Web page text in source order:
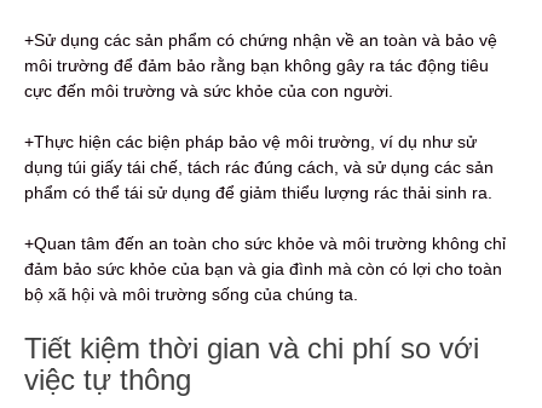
+Sử dụng các sản phẩm có chứng nhận về an toàn và bảo vệ
môi trường để đảm bảo rằng bạn không gây ra tác động tiêu
cực đến môi trường và sức khỏe của con người.
+Thực hiện các biện pháp bảo vệ môi trường, ví dụ như sử
dụng túi giấy tái chế, tách rác đúng cách, và sử dụng các sản
phẩm có thể tái sử dụng để giảm thiểu lượng rác thải sinh ra.
+Quan tâm đến an toàn cho sức khỏe và môi trường không chỉ
đảm bảo sức khỏe của bạn và gia đình mà còn có lợi cho toàn
bộ xã hội và môi trường sống của chúng ta.
Tiết kiệm thời gian và chi phí so với
việc tự thông